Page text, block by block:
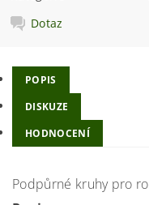
Dotaz
POPIS
DISKUZE
HODNOCENÍ
Podpůrné kruhy pro